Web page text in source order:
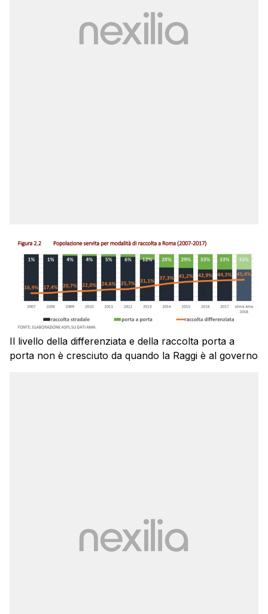
Il livello della differenziata e della raccolta porta a
porta non è cresciuto da quando la Raggi è al governo